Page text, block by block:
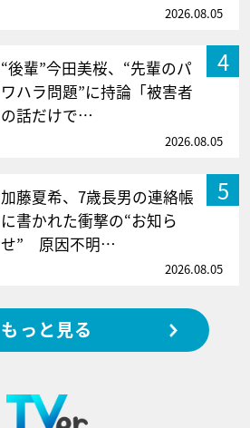
2026.08.05
4
“後輩”今田美桜、“先輩のパ
ワハラ問題”に持論「被害者
の話だけで…
2026.08.05
5
加藤夏希、7歳長男の連絡帳
に書かれた衝撃の“お知ら
せ” 原因不明…
2026.08.05
もっと見る